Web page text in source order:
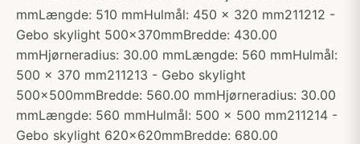
mmLængde: 510 mmHulmål: 450 x 320 mm211212 -
Gebo skylight 500x370mmBredde: 430.00
mmHjørneradius: 30.00 mmLængde: 560 mmHulmål:
500 x 370 mm211213 - Gebo skylight
500x500mmBredde: 560.00 mmHjørneradius: 30.00
mmLængde: 560 mmHulmål: 500 x 500 mm211214 -
Gebo skylight 620x620mmBredde: 680.00